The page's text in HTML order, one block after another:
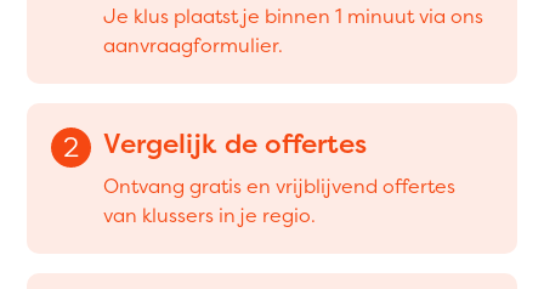
Je klus plaatst je binnen 1 minuut via ons
aanvraagformulier.
2 Vergelijk de offertes
Ontvang gratis en vrijblijvend offertes
van klussers in je regio.